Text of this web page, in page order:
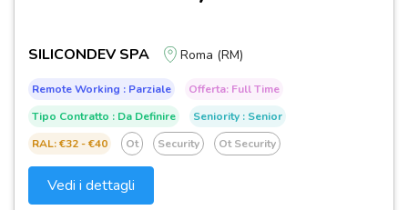
SILICONDEV SPA Roma (RM)
Remote Working : Parziale
Offerta: Full Time
Tipo Contratto : Da Definire
Seniority : Senior
RAL: €32 - €40
Ot Security Ot Security
Vedi i dettagli